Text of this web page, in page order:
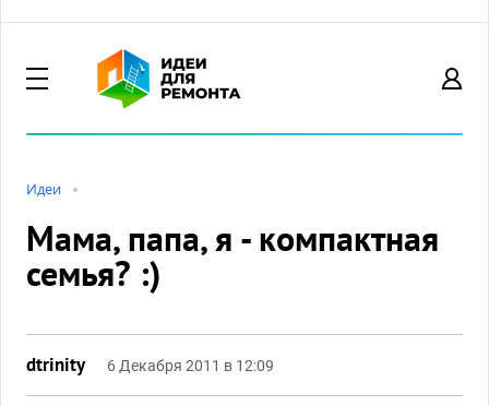
Идеи
Мама, папа, я - компактная
семья? :)
dtrinity 6 Декабря 2011 в 12:09